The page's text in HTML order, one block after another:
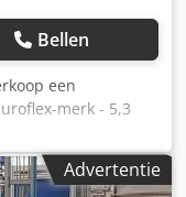
Bellen
een
merk - 5,3
- Werkhoogte
Ahjvyllgekea -
Advertentie